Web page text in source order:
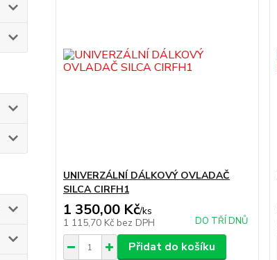
UNIVERZÁLNÍ DÁLKOVÝ OVLADAČ
SILCA CIRFH1
1 350,00 Kč/ks
1 115,70 Kč bez DPH DO TŘÍ DNŮ
Přidat do košíku